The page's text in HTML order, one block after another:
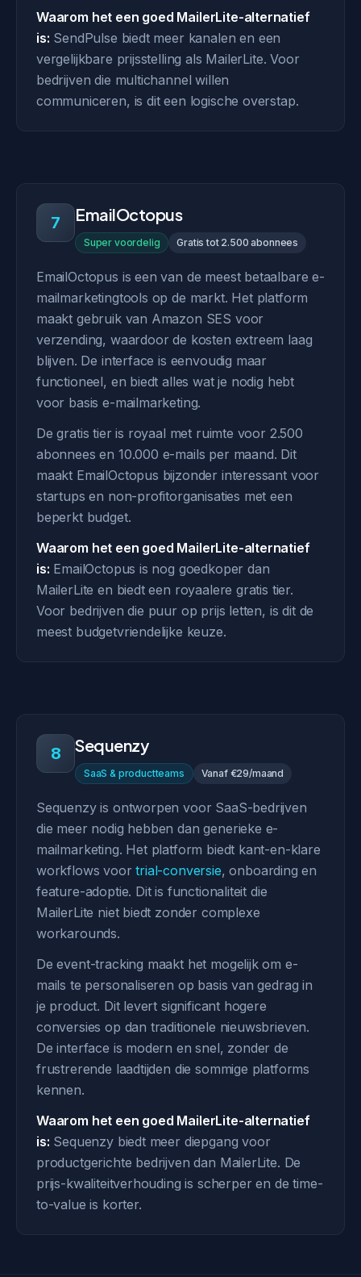
Waarom het een goed MailerLite-alternatief
is: SendPulse biedt meer kanalen en een
vergelijkbare prijsstelling als MailerLite. Voor
bedrijven die multichannel willen
communiceren, is dit een logische overstap.
7 EmailOctopus
Super voordelig Gratis tot 2.500 abonnees
EmailOctopus is een van de meest betaalbare e-
mailmarketingtools op de markt. Het platform
maakt gebruik van Amazon SES voor
verzending, waardoor de kosten extreem laag
blijven. De interface is eenvoudig maar
functioneel, en biedt alles wat je nodig hebt
voor basis e-mailmarketing.
De gratis tier is royaal met ruimte voor 2.500
abonnees en 10.000 e-mails per maand. Dit
maakt EmailOctopus bijzonder interessant voor
startups en non-profitorganisaties met een
beperkt budget.
Waarom het een goed MailerLite-alternatief
is: EmailOctopus is nog goedkoper dan
MailerLite en biedt een royaalere gratis tier.
Voor bedrijven die puur op prijs letten, is dit de
meest budgetvriendelijke keuze.
8 Sequenzy
SaaS & productteams Vanaf €29/maand
Sequenzy is ontworpen voor SaaS-bedrijven
die meer nodig hebben dan generieke e-
mailmarketing. Het platform biedt kant-en-klare
workflows voortrial-conversie, onboarding en
feature-adoptie. Dit is functionaliteit die
MailerLite niet biedt zonder complexe
workarounds.
De event-tracking maakt het mogelijk om e-
mails te personaliseren op basis van gedrag in
je product. Dit levert significant hogere
conversies op dan traditionele nieuwsbrieven.
De interface is modern en snel, zonder de
frustrerende laadtijden die sommige platforms
kennen.
Waarom het een goed MailerLite-alternatief
is: Sequenzy biedt meer diepgang voor
productgerichte bedrijven dan MailerLite. De
prijs-kwaliteitverhouding is scherper en de time-
to-value is korter.